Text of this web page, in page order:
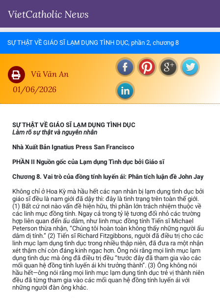
VietCatholic News
SỰ THẬT VỀ GIÁO SĨ LẠM DỤNG TÌNH DỤC, phần 2, chương 8
Vũ Văn An
01/06/2026
SỰ THẬT VỀ GIÁO SĨ LẠM DỤNG TÌNH DỤC
Làm rõ sự thật và nguyên nhân
Nhà Xuất Bản Ignatius Press San Francisco
PHẦN II Nguồn gốc của Lạm dụng Tình dục bởi Giáo sĩ
Chương 8. Vai trò của đồng tính luyến ái: Phân tích luận đề John Jay
Không chỉ ở Hoa Kỳ mà hầu hết các nạn nhân bị lạm dụng tình dục bởi
giáo sĩ đều là nam giới đã dậy thì: đây là tình trạng trên toàn thế giới.
(1) Bất cứ nơi nào vấn đề hiện hữu, thì phần lớn trách nhiệm thuộc về
các linh mục đồng tính. Ngay cả trong tỷ lệ tương đối nhỏ các trường
hợp liên quan đến ấu dâm, như linh mục đồng tính Tiến sĩ Michael
Peterson thừa nhận, “Chúng tôi hoàn toàn không thấy những người ấu
dâm dị tính.” (2) Tiến sĩ Richard Fitzgibbons, người đã điều trị cho các
linh mục lạm dụng tình dục trong nhiều thập niên, đã đưa ra một nhận
xét thậm chí còn đáng kinh ngạc hơn. Ông nói rằng mọi linh mục lạm
dụng tình dục mà ông đã điều trị đều “trước đây đã tham gia vào các
mối quan hệ đồng tính luyến ái khi trưởng thành”. (3) Ông không nói
hầu hết—ông nói rằng mọi linh mục lạm dụng tình dục trẻ vị thành niên
đều đã từng tham gia vào các mối quan hệ đồng tính luyến ái với
những người đàn ông khác.